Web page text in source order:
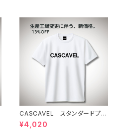
CASCAVEL スタンダードプラ
クティスシャツ ホワイト
¥4,020